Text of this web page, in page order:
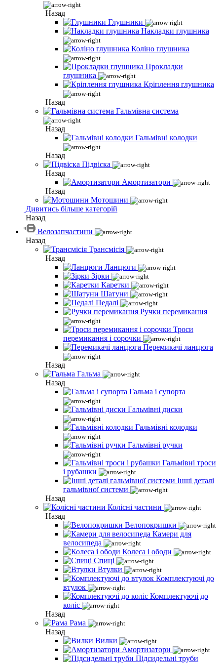
Назад
Глушники
Накладки глушника
Коліно глушника
Прокладки
глушника
Кріплення глушника
Назад
Гальмівна система
Назад
Гальмівні колодки
Назад
Підвіска
Назад
Амортизатори
Назад
Мотошини
Дивитись більше категорій
Назад
Велозапчастини
Назад
Трансмісія
Назад
Ланцюги
Зірки
Каретки
Шатуни
Педалі
Ручки перемикання
Троси
перемикання і сорочки
Перемикачі ланцюга
Назад
Гальма
Назад
Гальма і супорта
Гальмівні диски
Гальмівні колодки
Гальмівні ручки
Гальмівні троси
і рубашки
Інші деталі
гальмівної системи
Назад
Колісні частини
Назад
Велопокришки
Камери для
велосипеда
Колеса і ободи
Спиці
Втулки
Комплектуючі до
втулок
Комплектуючі до
коліс
Назад
Рама
Назад
Вилки
Амортизатори
Підсидельні труби